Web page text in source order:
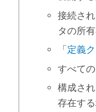
接続さ
タの所
「 定義
すべて
構成さ
存在す